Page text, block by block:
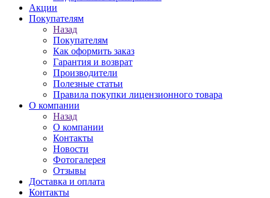
Акции
Покупателям
Назад
Покупателям
Как оформить заказ
Гарантия и возврат
Производители
Полезные статьи
Правила покупки лицензионного товара
О компании
Назад
О компании
Контакты
Новости
Фотогалерея
Отзывы
Доставка и оплата
Контакты